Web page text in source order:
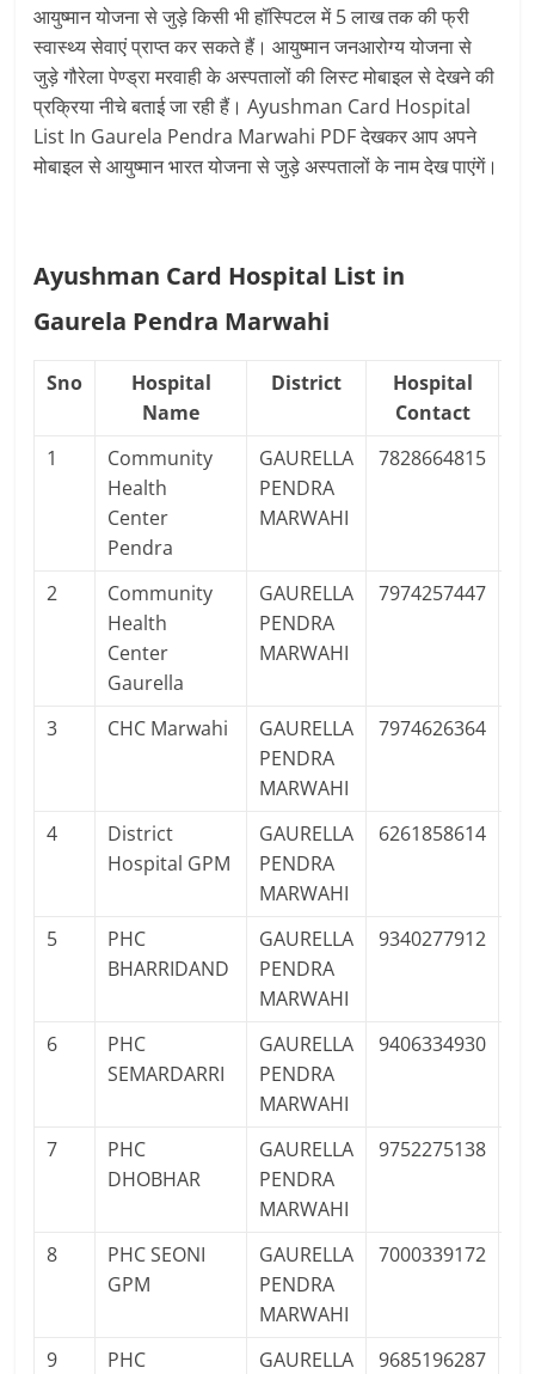
आयुष्‍मान योजना से जुड़े किसी भी हॉस्पिटल में 5 लाख तक की फ्री
स्‍वास्‍थ्‍य सेवाएं प्राप्‍त कर सकते हैं। आयुष्‍मान जनआरोग्‍य योजना से
जुड़े गौरेला पेण्‍ड्रा मरवाही के अस्‍पतालों की लिस्‍ट मोबाइल से देखने की
प्रक्रिया नीचे बताई जा रही हैं। Ayushman Card Hospital
List In Gaurela Pendra Marwahi PDF देखकर आप अपने
मोबाइल से आयुष्‍मान भारत योजना से जुड़े अस्‍पतालों के नाम देख पाएंगें।
Ayushman Card Hospital List in
Gaurela Pendra Marwahi
Sno
Hospital
Name
District
Hospital
Contact
1
Community
Health
Center
Pendra
GAURELLA
PENDRA
MARWAHI
7828664815
2
Community
Health
Center
Gaurella
GAURELLA
PENDRA
MARWAHI
7974257447
3 CHC Marwahi
GAURELLA
PENDRA
MARWAHI
7974626364
4
District
Hospital GPM
GAURELLA
PENDRA
MARWAHI
6261858614
5
PHC
BHARRIDAND
GAURELLA
PENDRA
MARWAHI
9340277912
6
PHC
SEMARDARRI
GAURELLA
PENDRA
MARWAHI
9406334930
7
PHC
DHOBHAR
GAURELLA
PENDRA
MARWAHI
9752275138
8
PHC SEONI
GPM
GAURELLA
PENDRA
MARWAHI
7000339172
9
PHC
GAURELLA
9685196287